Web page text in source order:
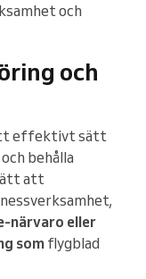
och
och
effektivt sätt
behålla
att
närvaro eller
somflygblad